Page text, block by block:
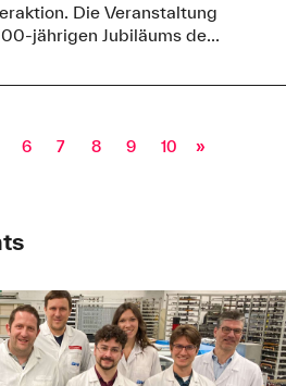
Die Veranstaltung
Jubiläums de...
6 7 8 9 10 »